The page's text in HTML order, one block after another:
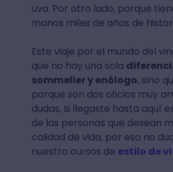
uva. Por otro lado, porque
manos miles de años de
Este viaje por el mundo del
que no hay una sola
sommelier y enólogo, sino
porque son dos oficios muy
dudas, si llegaste hasta aquí
de las personas que desean
calidad de vida, por eso no
nuestro cursos de estilo de